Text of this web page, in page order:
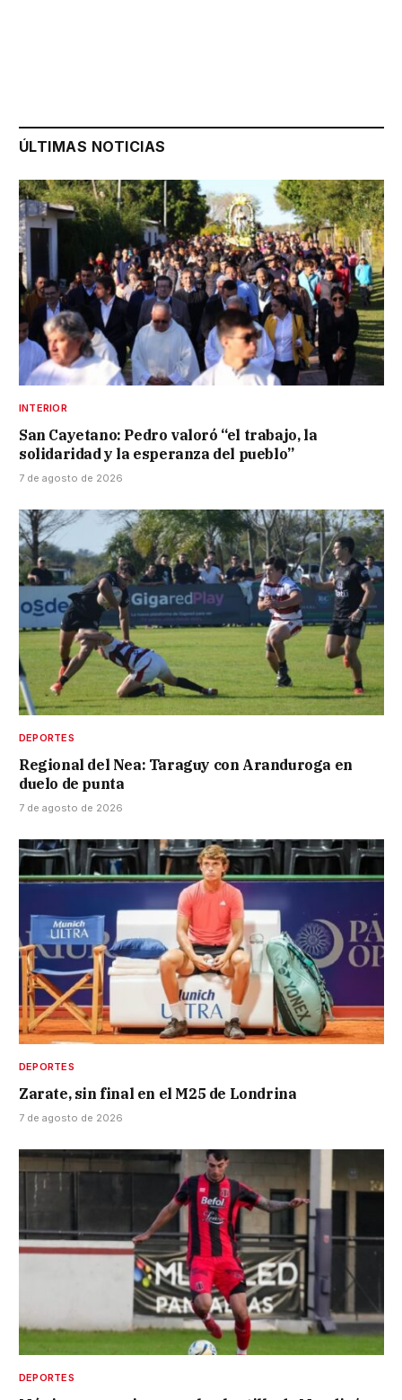
ÚLTIMAS NOTICIAS
INTERIOR
San Cayetano: Pedro valoró “el trabajo, la
solidaridad y la esperanza del pueblo”
7 de agosto de 2026
DEPORTES
Regional del Nea: Taraguy con Aranduroga en
duelo de punta
7 de agosto de 2026
DEPORTES
Zarate, sin final en el M25 de Londrina
7 de agosto de 2026
DEPORTES